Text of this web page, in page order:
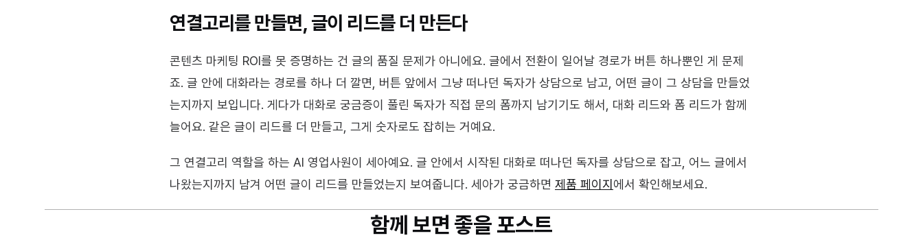
연결고리를 만들면, 글이 리드를 더 만든다
콘텐츠 마케팅 ROI를 못 증명하는 건 글의 품질 문제가 아니에요. 글에서 전환이 일어날 경로가 버튼 하나뿐인 게 문제
죠. 글 안에 대화라는 경로를 하나 더 깔면, 버튼 앞에서 그냥 떠나던 독자가 상담으로 남고, 어떤 글이 그 상담을 만들었
는지까지 보입니다. 게다가 대화로 궁금증이 풀린 독자가 직접 문의 폼까지 남기기도 해서, 대화 리드와 폼 리드가 함께
늘어요. 같은 글이 리드를 더 만들고, 그게 숫자로도 잡히는 거예요.
그 연결고리 역할을 하는 AI 영업사원이 세아예요. 글 안에서 시작된 대화로 떠나던 독자를 상담으로 잡고, 어느 글에서
나왔는지까지 남겨 어떤 글이 리드를 만들었는지 보여줍니다. 세아가 궁금하면 제품 페이지 에서 확인해보세요.
함께 보면 좋을 포스트